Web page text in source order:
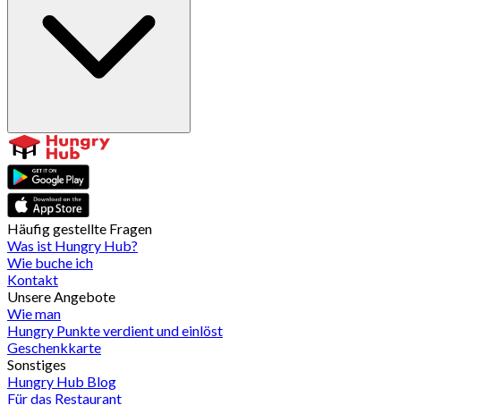
Häufig gestellte Fragen
Was ist Hungry Hub?
Wie buche ich
Kontakt
Unsere Angebote
Wie man
Hungry Punkte verdient und einlöst
Geschenkkarte
Sonstiges
Hungry Hub Blog
Für das Restaurant